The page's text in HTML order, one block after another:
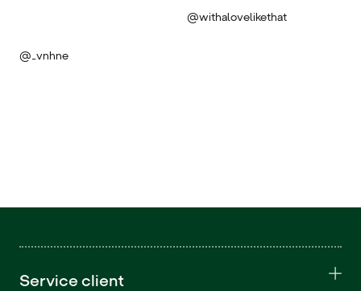
@_vnhne
@withalovelikethat
Service client